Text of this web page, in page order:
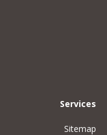
Services
Sitemap